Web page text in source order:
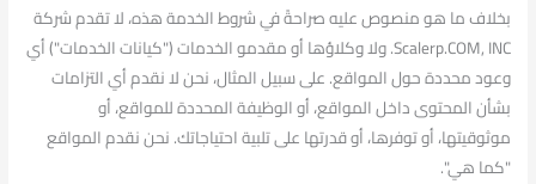
بخلاف ما هو منصوص عليه صراحةً في شروط الخدمة هذه، لا تقدم شركة
Scalerp.COM, INC. ولا وكلاؤها أو مقدمو الخدمات ("كيانات الخدمات") أي
وعود محددة حول المواقع. على سبيل المثال، نحن لا نقدم أي التزامات
بشأن المحتوى داخل المواقع، أو الوظيفة المحددة للمواقع، أو
موثوقيتها، أو توفرها، أو قدرتها على تلبية احتياجاتك. نحن نقدم المواقع
"كما هي".